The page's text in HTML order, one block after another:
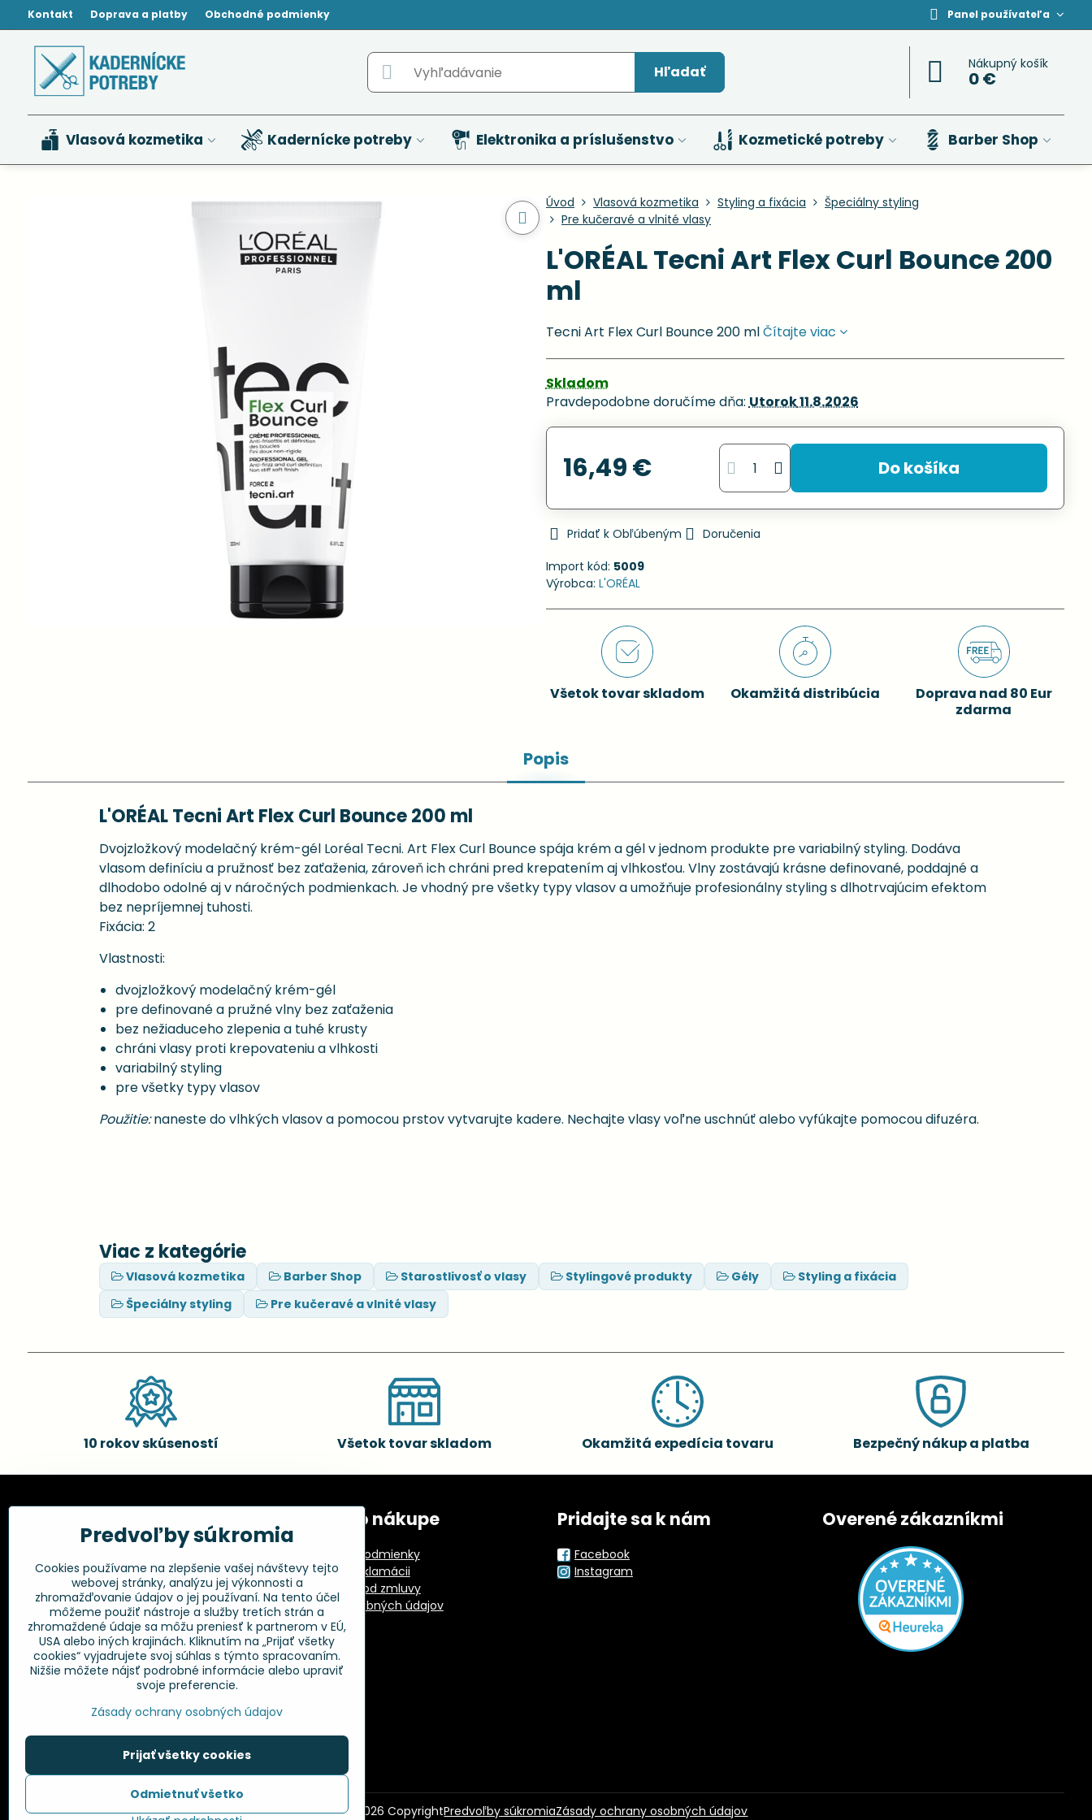
Kontakt Doprava a platby Obchodné podmienky Panel používateľa
Hľadať Nákupný košík
0 €
Vlasová kozmetika Kadernícke potreby Elektronika a príslušenstvo Kozmetické potreby Barber Shop
Úvod Vlasová kozmetika Styling a fixácia
Špeciálny styling
Pre kučeravé a vlnité vlasy
L'ORÉAL Tecni Art Flex Curl Bounce 200
ml
Tecni Art Flex Curl Bounce 200 mlČítajte viac
Skladom
Pravdepodobne doručíme dňa:Utorok11.8.2026
16,49 € Do košíka
Pridať k Obľúbeným
Doručenia
Import kód: 5009
Výrobca: L'ORÉAL
Všetok tovar skladom Okamžitá distribúcia
Doprava nad 80 Eur
zdarma
Popis
L'ORÉAL Tecni Art Flex Curl Bounce 200 ml
Dvojzložkový modelačný krém-gél Loréal Tecni. Art Flex Curl Bounce spája krém a gél v jednom produkte pre variabilný styling. Dodáva
vlasom definíciu a pružnosť bez zaťaženia, zároveň ich chráni pred krepatením aj vlhkosťou. Vlny zostávajú krásne definované, poddajné a
dlhodobo odolné aj v náročných podmienkach. Je vhodný pre všetky typy vlasov a umožňuje profesionálny styling s dlhotrvajúcim efektom
bez nepríjemnej tuhosti.
Fixácia: 2
Vlastnosti:
dvojzložkový modelačný krém-gél
pre definované a pružné vlny bez zaťaženia
bez nežiaduceho zlepenia a tuhé krusty
chráni vlasy proti krepovateniu a vlhkosti
variabilný styling
pre všetky typy vlasov
Použitie:naneste do vlhkých vlasov a pomocou prstov vytvarujte kadere. Nechajte vlasy voľne uschnúť alebo vyfúkajte pomocou difuzéra.
Viac z kategórie
Vlasová kozmetika Barber Shop Starostlivosť o vlasy Stylingové produkty Gély
Styling a fixácia
Špeciálny styling
Pre kučeravé a vlnité vlasy
10 rokov skúseností Všetok tovar skladom Okamžitá expedícia tovaru Bezpečný nákup a platba
Kadernícke potreby, s.r.o.
Fakturačné údaje:
Kadernícke potreby, s.r.o.
Klincová 37
821 08 Bratislava
+421 948 014 333
info​@kadernickepotreby​.sk
Objednávky
Všetko o nákupe
Obchodné podmienky
Postup pri reklamácii
Odstúpenie od zmluvy
Ochrana osobných údajov
GPSR
Pridajte sa k nám
Facebook
Instagram
Overené zákazníkmi
© 2026 CopyrightPredvoľby súkromiaZásady ochrany osobných údajov
Predvoľby súkromia
Cookies používame na zlepšenie vašej návštevy tejto
webovej stránky, analýzu jej výkonnosti a
zhromažďovanie údajov o jej používaní. Na tento účel
môžeme použiť nástroje a služby tretích strán a
zhromaždené údaje sa môžu preniesť k partnerom v EÚ,
USA alebo iných krajinách. Kliknutím na „Prijať všetky
cookies“ vyjadrujete svoj súhlas s týmto spracovaním.
Nižšie môžete nájsť podrobné informácie alebo upraviť
svoje preferencie.
Zásady ochrany osobných údajov
Prijať všetky cookies
Odmietnuť všetko